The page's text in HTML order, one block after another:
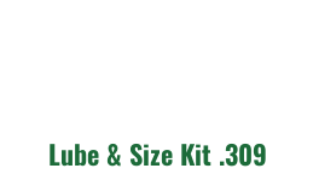
Lube & Size Kit .309